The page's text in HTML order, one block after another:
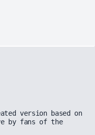
version based on
by fans of the